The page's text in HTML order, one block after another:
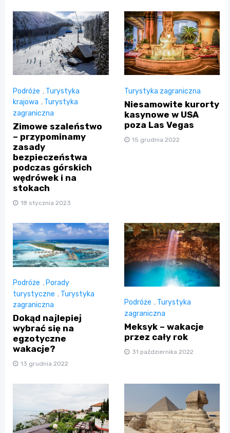
Podróże , Turystyka
krajowa , Turystyka
zagraniczna
Zimowe szaleństwo
– przypominamy
zasady
bezpieczeństwa
podczas górskich
wędrówek i na
stokach
18 stycznia 2023
Turystyka zagraniczna
Niesamowite kurorty
kasynowe w USA
poza Las Vegas
15 grudnia 2022
Podróże , Porady
turystyczne , Turystyka
zagraniczna
Dokąd najlepiej
wybrać się na
egzotyczne
wakacje?
13 grudnia 2022
Podróże , Turystyka
zagraniczna
Meksyk – wakacje
przez cały rok
31 października 2022